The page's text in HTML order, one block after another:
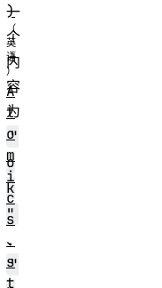
一
个
内
容
为
"
o
k
"
、
"
)
A
t
o
m
i
c
s
.
s
t